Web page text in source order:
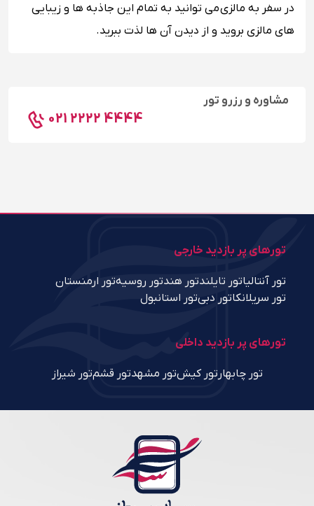
در سفر به مالزی می توانید به تمام این جاذبه ها و زیبایی
های مالزی بروید و از دیدن آن ها لذت ببرید.
مشاوره و رزرو تور
021 2222 4444
تورهای پر بازدید خارجی
تور آنتالیاتور تایلندتور هندتور روسیهتور ارمنستان
تور سریلانکاتور دبیتور استانبول
تورهای پر بازدید داخلی
تور چابهار تور کیشتور مشهدتور قشمتور شیراز